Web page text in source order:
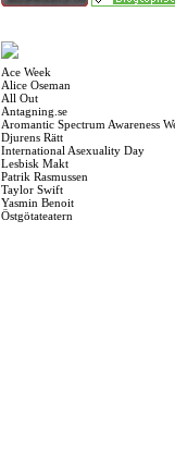
Ace Week
Alice Oseman
All Out
Antagning.se
Aromantic Spectrum Awareness
Djurens Rätt
International Asexuality Day
Lesbisk Makt
Patrik Rasmussen
Taylor Swift
Yasmin Benoit
Östgötateatern